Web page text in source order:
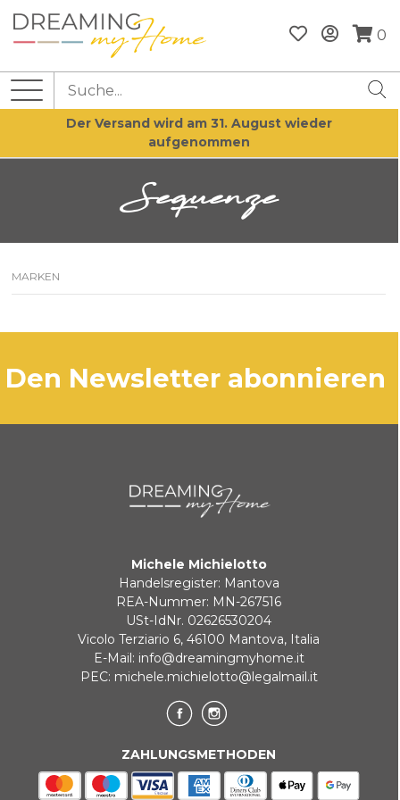
0
Der Versand wird am 31. August wieder
aufgenommen
Sequenze
MARKEN
den Newsletter abonnieren
Michele Michielotto
Handelsregister: Mantova
REA-Nummer: MN-267516
USt-IdNr. 02626530204
Vicolo Terziario 6, 46100 Mantova, Italia
E-Mail: info@dreamingmyhome.it
PEC: michele.michielotto@legalmail.it
ZAHLUNGSMETHODEN